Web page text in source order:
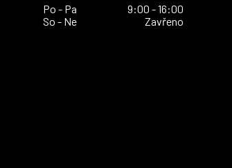
Po - Pa
9:00 - 16:00
So - Ne
Zavřeno